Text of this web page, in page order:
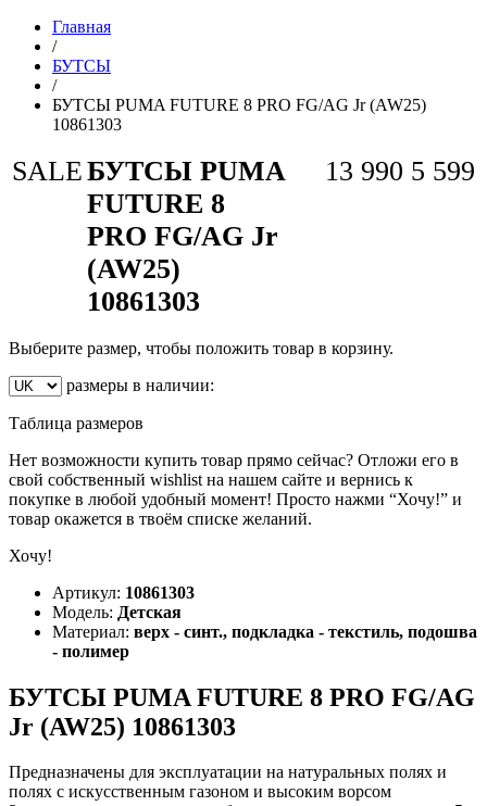
Главная
/
БУТСЫ
/
БУТСЫ PUMA FUTURE 8 PRO FG/AG Jr (AW25)
10861303
SALEБУТСЫ PUMA
FUTURE 8
PRO FG/AG Jr
(AW25)
10861303
13 990 5 599
Выберите размер, чтобы положить товар в корзину.
размеры в наличии:
Таблица размеров
Нет возможности купить товар прямо сейчас? Отложи его в
свой собственный wishlist на нашем сайте и вернись к
покупке в любой удобный момент! Просто нажми “Хочу!” и
товар окажется в твоём списке желаний.
Хочу!
Артикул: 10861303
Модель: Детская
Материал: верх - синт., подкладка - текстиль, подошва
- полимер
БУТСЫ PUMA FUTURE 8 PRO FG/AG
Jr (AW25) 10861303
Предназначены для эксплуатации на натуральных полях и
полях с искусственным газоном и высоким ворсом